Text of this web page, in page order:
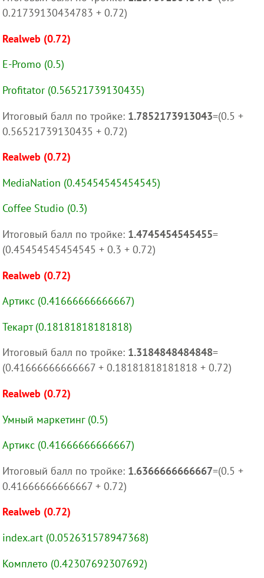
0.21739130434783 + 0.72)
Realweb (0.72)
E-Promo (0.5)
Profitator (0.56521739130435)
Итоговый балл по тройке: 1.7852173913043=(0.5 +
0.56521739130435 + 0.72)
Realweb (0.72)
MediaNation (0.45454545454545)
Coffee Studio (0.3)
Итоговый балл по тройке: 1.4745454545455=
(0.45454545454545 + 0.3 + 0.72)
Realweb (0.72)
Артикс (0.41666666666667)
Текарт (0.18181818181818)
Итоговый балл по тройке: 1.3184848484848=
(0.41666666666667 + 0.18181818181818 + 0.72)
Realweb (0.72)
Умный маркетинг (0.5)
Артикс (0.41666666666667)
Итоговый балл по тройке: 1.6366666666667=(0.5 +
0.41666666666667 + 0.72)
Realweb (0.72)
index.art (0.052631578947368)
Комплето (0.42307692307692)